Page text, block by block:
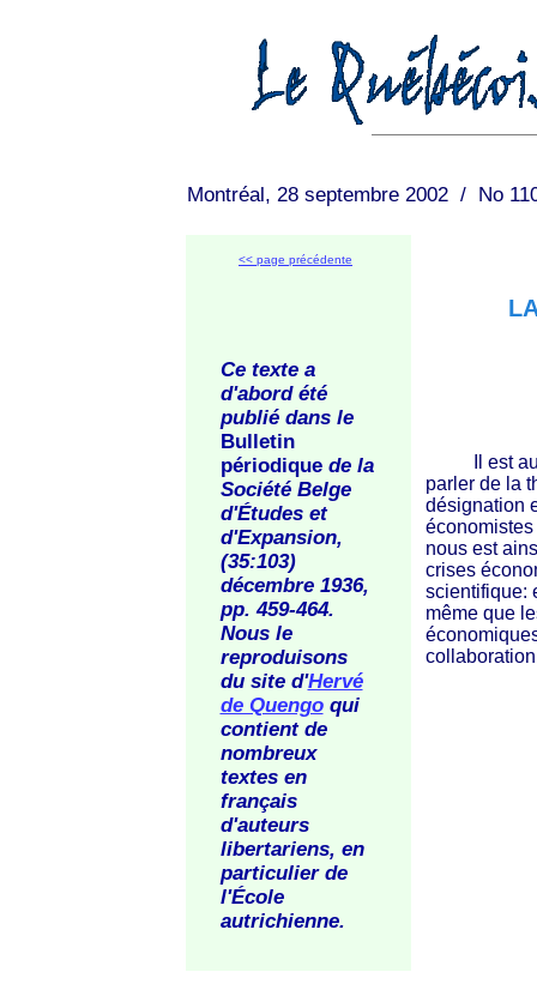
Montréal, 28 septembre 2002 / No
<< page précédente
Ce texte a
d'abord été
publié dans le
Bulletin
périodiquede la
Société Belge
d'Études et
d'Expansion,
(35:103)
décembre 1936,
pp. 459-464.
Nous le
reproduisons
du site d'Hervé
de Quengoqui
contient de
nombreux
textes en
français
d'auteurs
libertariens, en
particulier de
l'École
autrichienne.
Il est
parler de la
désignation
nous est
crises
scientifique:
même que